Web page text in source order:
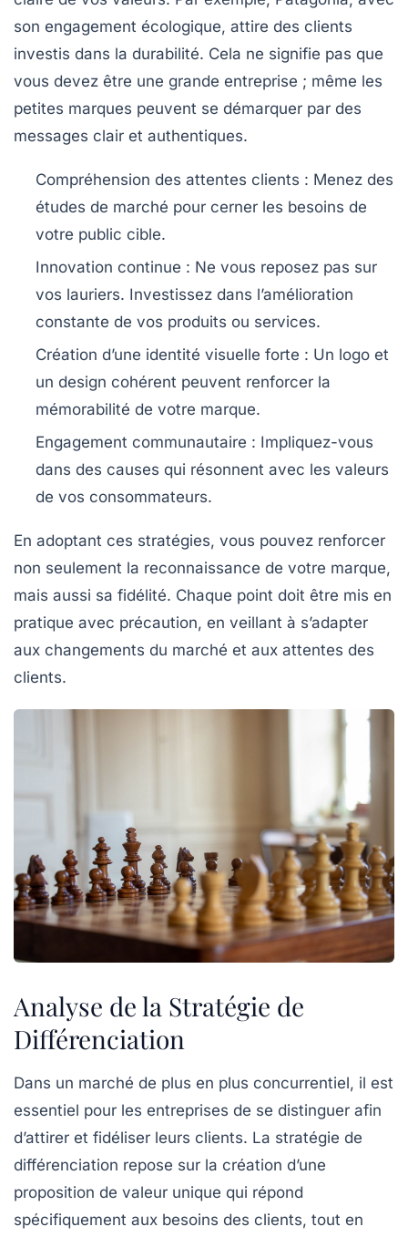
son engagement écologique, attire des clients
investis dans la durabilité. Cela ne signifie pas que
vous devez être une grande entreprise ; même les
petites marques peuvent se démarquer par des
messages clair et authentiques.
Compréhension des attentes clients : Menez des
études de marché pour cerner les besoins de
votre public cible.
Innovation continue : Ne vous reposez pas sur
vos lauriers. Investissez dans l’amélioration
constante de vos produits ou services.
Création d’une identité visuelle forte : Un logo et
un design cohérent peuvent renforcer la
mémorabilité de votre marque.
Engagement communautaire : Impliquez-vous
dans des causes qui résonnent avec les valeurs
de vos consommateurs.
En adoptant ces stratégies, vous pouvez renforcer
non seulement la reconnaissance de votre marque,
mais aussi sa fidélité. Chaque point doit être mis en
pratique avec précaution, en veillant à s’adapter
aux changements du marché et aux attentes des
clients.
Analyse de la Stratégie de
Différenciation
Dans un marché de plus en plus concurrentiel, il est
essentiel pour les entreprises de se distinguer afin
d’attirer et fidéliser leurs clients. La stratégie de
différenciation repose sur la création d’une
proposition de valeur unique qui répond
spécifiquement aux besoins des clients, tout en